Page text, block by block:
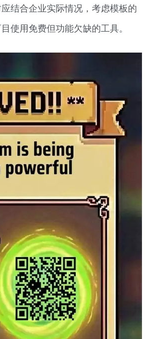
结合企业实际情况，考虑模板的
使用免费但功能欠缺的工具。